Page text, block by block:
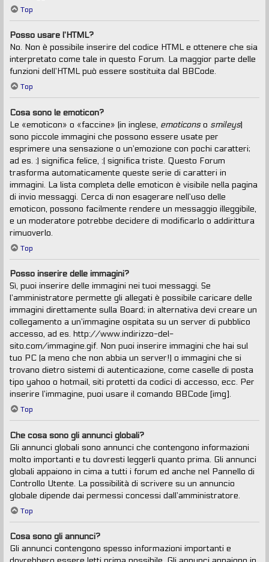
Top
Posso usare l’HTML?
No. Non è possibile inserire del codice HTML e ottenere che sia
interpretato come tale in questo Forum. La maggior parte delle
funzioni dell’HTML può essere sostituita dal BBCode.
Top
Cosa sono le emoticon?
Le «emoticon» o «faccine» (in inglese, emoticonso smileys)
sono piccole immagini che possono essere usate per
esprimere una sensazione o un’emozione con pochi caratteri;
ad es. :) significa felice, :( significa triste. Questo Forum
trasforma automaticamente queste serie di caratteri in
immagini. La lista completa delle emoticon è visibile nella pagina
di invio messaggi. Cerca di non esagerare nell’uso delle
emoticon, possono facilmente rendere un messaggio illeggibile,
e un moderatore potrebbe decidere di modificarlo o addirittura
rimuoverlo.
Top
Posso inserire delle immagini?
Sì, puoi inserire delle immagini nei tuoi messaggi. Se
l’amministratore permette gli allegati è possibile caricare delle
immagini direttamente sulla Board; in alternativa devi creare un
collegamento a un’immagine ospitata su un server di pubblico
accesso, ad es. http://www.indirizzo-del-
sito.com/immagine.gif. Non puoi inserire immagini che hai sul
tuo PC (a meno che non abbia un server!) o immagini che si
trovano dietro sistemi di autenticazione, come caselle di posta
tipo yahoo o hotmail, siti protetti da codici di accesso, ecc. Per
inserire l’immagine, puoi usare il comando BBCode [img].
Top
Che cosa sono gli annunci globali?
Gli annunci globali sono annunci che contengono informazioni
molto importanti e tu dovresti leggerli quanto prima. Gli annunci
globali appaiono in cima a tutti i forum ed anche nel Pannello di
Controllo Utente. La possibilità di scrivere su un annuncio
globale dipende dai permessi concessi dall’amministratore.
Top
Cosa sono gli annunci?
Gli annunci contengono spesso informazioni importanti e